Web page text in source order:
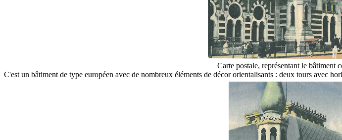
Carte postale, représentant le bâtiment
C'est un bâtiment de type européen avec de nombreux éléments de décor orientalisants : deux tours avec